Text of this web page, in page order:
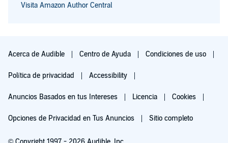
Visita Amazon Author Central
Acerca de Audible Centro de Ayuda Condiciones de uso
Política de privacidad Accessibility
Anuncios Basados en tus Intereses Licencia Cookies
Opciones de Privacidad en Tus Anuncios Sitio completo